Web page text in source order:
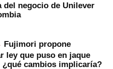
del negocio de Unilever
Fujimori propone
ley que puso en jaque
¿qué cambios implicaría?